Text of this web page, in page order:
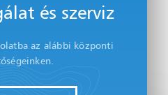
és szerviz
az alábbi központi